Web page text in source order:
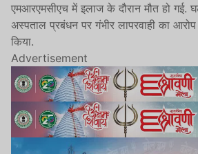
एमआरएमसीएच में इलाज के दौरान मौत हो गई.
अस्पताल प्रबंधन पर गंभीर लापरवाही का
किया.
Advertisement